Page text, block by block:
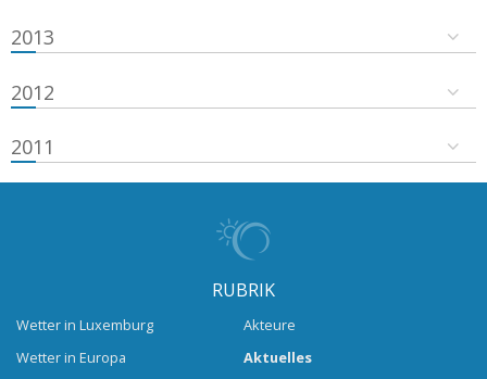
2013
2012
2011
RUBRIK
Wetter in Luxemburg
Wetter in Europa
Akteure
Aktuelles